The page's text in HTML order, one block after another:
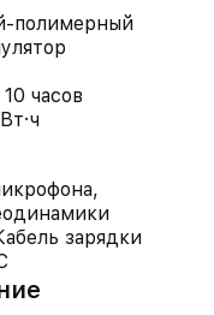
полимерный
часов
зарядки